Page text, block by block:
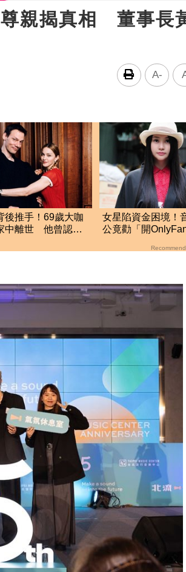
尊親揭真相 董事長
A-
後推手！69歲大咖
中離世 他曾認：
女星陷資金困境！
公竟勸「開